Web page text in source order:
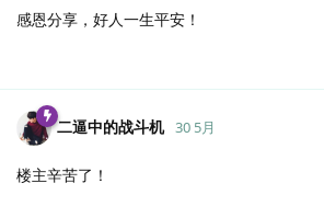
感恩分享，好人一生平安！
二逼中的战斗机 30 5月
楼主辛苦了！